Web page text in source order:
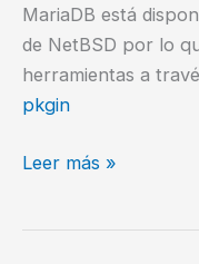
MariaDB está
de NetBSD por lo
herramientas a
pkgin
Cómo
Leer más »